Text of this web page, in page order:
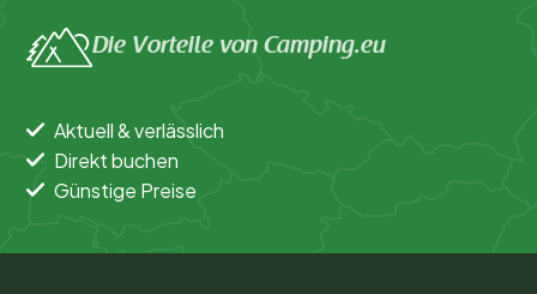
Die Vorteile von Camping.eu
Aktuell & verlässlich
Direkt buchen
Günstige Preise